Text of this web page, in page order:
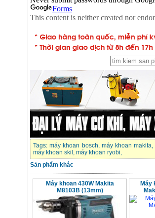
Tags:máy khoan bosch, máy khoan makita,
máy khoan skil , máy khoan ryobi,
Sản phẩm khác
Máy khoan 430W Makita
M8103B (13mm)
Máy